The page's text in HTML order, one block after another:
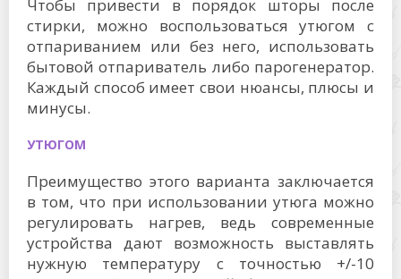
Чтобы привести в порядок шторы после
стирки, можно воспользоваться утюгом с
отпариванием или без него, использовать
бытовой отпариватель либо парогенератор.
Каждый способ имеет свои нюансы, плюсы и
минусы.
УТЮГОМ
Преимущество этого варианта заключается
в том, что при использовании утюга можно
регулировать нагрев, ведь современные
устройства дают возможность выставлять
нужную температуру с точностью +/-10